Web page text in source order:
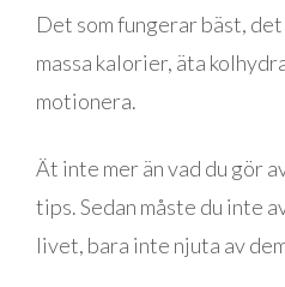
Det som fungerar bäst,
massa kalorier, äta
motionera.
Ät inte mer än vad du gör
tips. Sedan måste du inte
livet, bara inte njuta av